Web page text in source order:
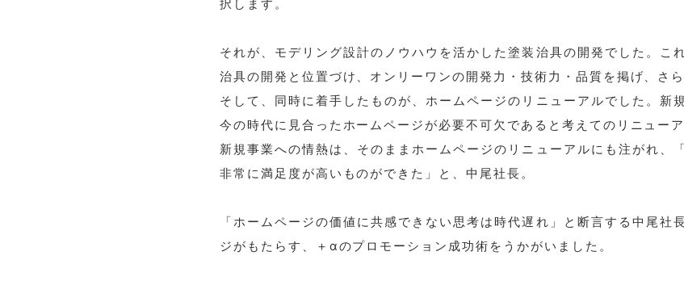
択します。
それが、モデリング設計のノウハウを活かした塗装治具の開発でした。こ
治具の開発と位置づけ、オンリーワンの開発力・技術力・品質を掲げ、さ
そして、同時に着手したものが、ホームページのリニューアルでした。新
今の時代に見合ったホームページが必要不可欠であると考えてのリニューア
新規事業への情熱は、そのままホームページのリニューアルにも注がれ、
非常に満足度が高いものができた」と、中尾社長。
「ホームページの価値に共感できない思考は時代遅れ」と断言する中尾社
ジがもたらす、＋αのプロモーション成功術をうかがいました。